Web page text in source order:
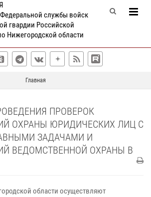
службы войск
гвардии Российской
Нижегородской области
Главная
ПРОВЕРОК
ОХРАНЫ ЮРИДИЧЕСКИХ ЛИЦ С
ЗАДАЧАМИ И
ВЕДОМСТВЕННОЙ ОХРАНЫ В
области осуществляют